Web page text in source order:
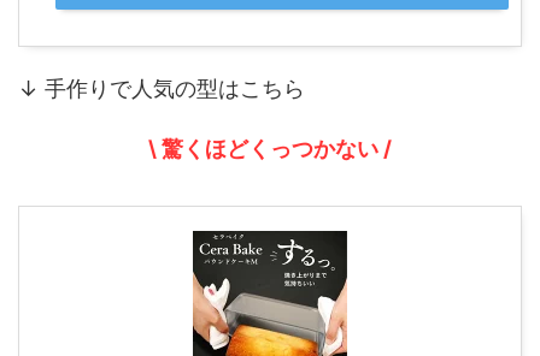
↓ 手作りで人気の型はこちら
\ 驚くほどくっつかない /